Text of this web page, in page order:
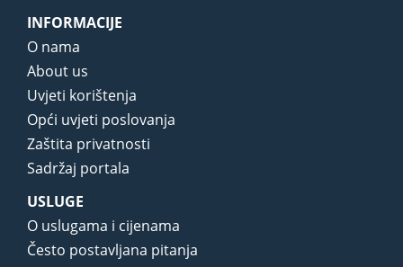
INFORMACIJE
O nama
About us
Uvjeti korištenja
Opći uvjeti poslovanja
Zaštita privatnosti
Sadržaj portala
USLUGE
O uslugama i cijenama
Često postavljana pitanja